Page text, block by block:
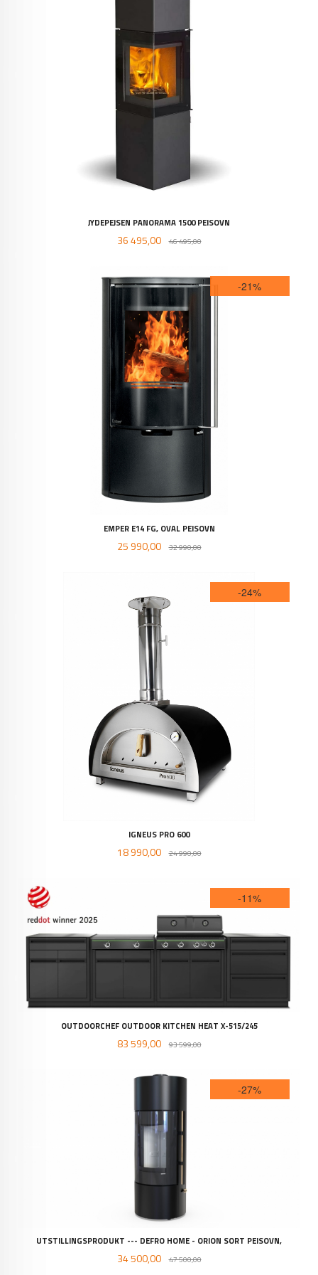
JYDEPEJSEN PANORAMA 1500 PEISOVN
Tilbud
36 495,00 46 495,00Rabatt
EMPER E14 FG, OVAL PEISOVN
Tilbud
25 990,00 32 990,00Rabatt
-21%
IGNEUS PRO 600
Tilbud
18 990,00 24 990,00Rabatt
-24%
OUTDOORCHEF OUTDOOR KITCHEN HEAT X-515/245
Tilbud
83 599,00 93 599,00Rabatt
-11%
UTSTILLINGSPRODUKT --- DEFRO HOME - ORION SORT PEISOVN,
Tilbud
34 500,00 47 500,00Rabatt
-27%